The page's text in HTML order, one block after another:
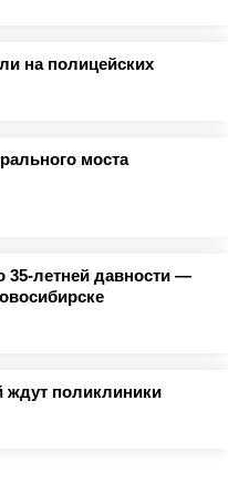
на полицейских
моста
35-летней давности —
ждут поликлиники